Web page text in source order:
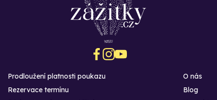
Prodloužení platnosti poukazu
Rezervace termínu
O nás
Blog